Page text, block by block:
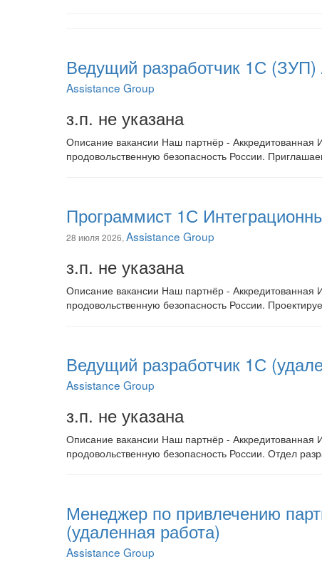
Ведущий разработчик 1С (ЗУП)
Assistance Group
з.п. не указана
Описание вакансии Наш партнёр - Аккредитованная
продовольственную безопасность России.
Программист 1С
28 июля 2026, Assistance Group
з.п. не указана
Описание вакансии Наш партнёр - Аккредитованная
продовольственную безопасность России.
Ведущий разработчик 1С
Assistance Group
з.п. не указана
Описание вакансии Наш партнёр - Аккредитованная
продовольственную безопасность России. Отдел
Менеджер по привлечению
(удаленная работа)
Assistance Group